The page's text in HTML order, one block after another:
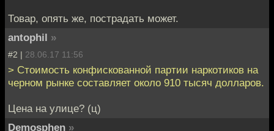
Товар, опять же, пострадать может.
antophil »
#2 | 28.06.17 11:56
> Стоимость конфискованной партии наркотиков на
черном рынке составляет около 910 тысяч долларов.
Цена на улице? (ц)
Demosphen »